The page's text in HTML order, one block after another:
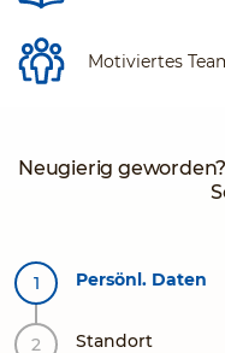
Motiviertes
Neugierig
Persönl. Daten
Standort